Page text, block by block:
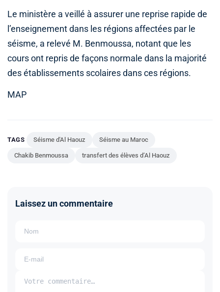
Le ministère a veillé à assurer une reprise rapide de
l’enseignement dans les régions affectées par le
séisme, a relevé M. Benmoussa, notant que les
cours ont repris de façons normale dans la majorité
des établissements scolaires dans ces régions.
MAP
TAGS Séisme d'Al Haouz Séisme au Maroc
Chakib Benmoussa transfert des élèves d’Al Haouz
Laissez un commentaire